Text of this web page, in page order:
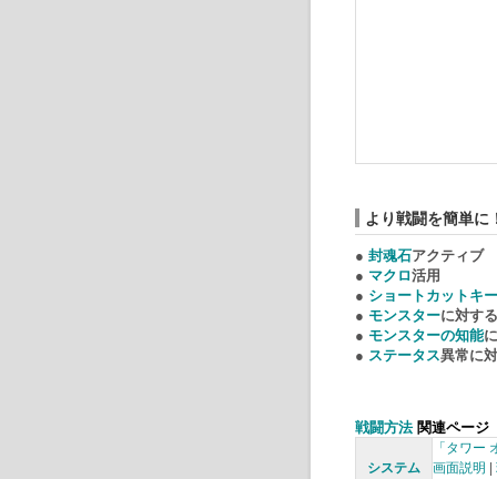
より戦闘を簡単に
● 封魂石アクティブ
● マクロ活用
● ショートカットキー
● モンスターに対す
● モンスターの知能
● ステータス異常に
戦闘方法関連ページ
システム
「タワー
画面説明